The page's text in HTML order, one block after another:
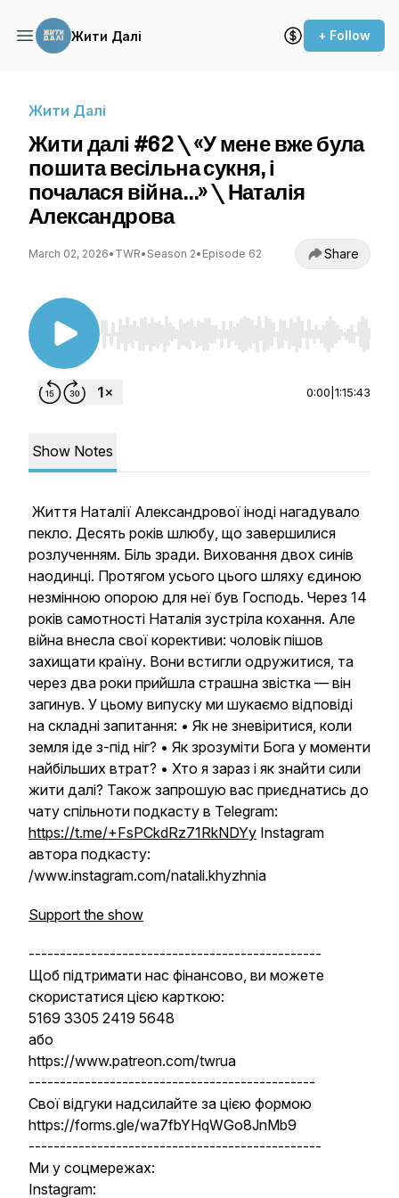
Жити Далі + Follow
Жити Далі
Жити далі #62 \ «У мене вже була
пошита весільна сукня, і
почалася війна…» \ Наталія
Александрова
March 02, 2026• TWR• Season 2• Episode 62 Share
Use Left/Right to seek, Home/End to jump to
0:00 1:15:43
Show Notes
Життя Наталії Александрової іноді нагадувало
пекло. Десять років шлюбу, що завершилися
розлученням. Біль зради. Виховання двох синів
наодинці. Протягом усього цього шляху єдиною
незмінною опорою для неї був Господь. Через 14
років самотності Наталія зустріла кохання. Але
війна внесла свої корективи: чоловік пішов
захищати країну. Вони встигли одружитися, та
через два роки прийшла страшна звістка — він
загинув. У цьому випуску ми шукаємо відповіді
на складні запитання: • Як не зневіритися, коли
земля іде з-під ніг? • Як зрозуміти Бога у моменти
найбільших втрат? • Хто я зараз і як знайти сили
жити далі? Також запрошую вас приєднатись до
чату спільноти подкасту в Telegram:
https://t.me/+FsPCkdRz71RkNDYy Instagram
автора подкасту:
/www.instagram.com/natali.khyzhnia
Support the show
-----------------------------------------------
Щоб підтримати нас фінансово, ви можете
скористатися цією карткою:
5169 3305 2419 5648
або
https://www.patreon.com/twrua
----------------------------------------------
Свої відгуки надсилайте за цією формою
https://forms.gle/wa7fbYHqWGo8JnMb9
-----------------------------------------------
Ми у соцмережах:
Instagram: